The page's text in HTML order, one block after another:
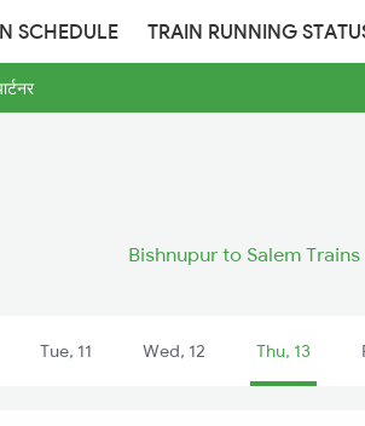
SCHEDULE TRAIN RUNNING
Bishnupur to Salem
Tue, 11 Wed, 12 Thu, 13